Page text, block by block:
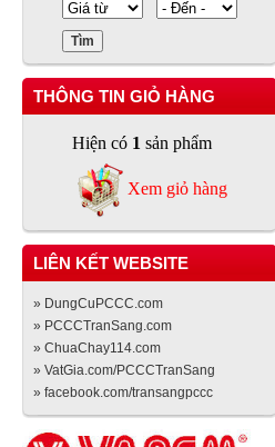
THÔNG TIN GIỎ HÀNG
Hiện có 1 sản phẩm
Xem giỏ hàng
LIÊN KẾT WEBSITE
» DungCuPCCC.com
» PCCCTranSang.com
» ChuaChay114.com
» VatGia.com/PCCCTranSang
» facebook.com/transangpccc